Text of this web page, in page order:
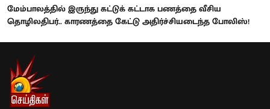
மேம்பாலத்தில் இருந்து கட்டுக் கட்டாக பணத்தை வீசிய
தொழிலதிபர்.. காரணத்தை கேட்டு அதிர்ச்சியடைந்த போலிஸ்!